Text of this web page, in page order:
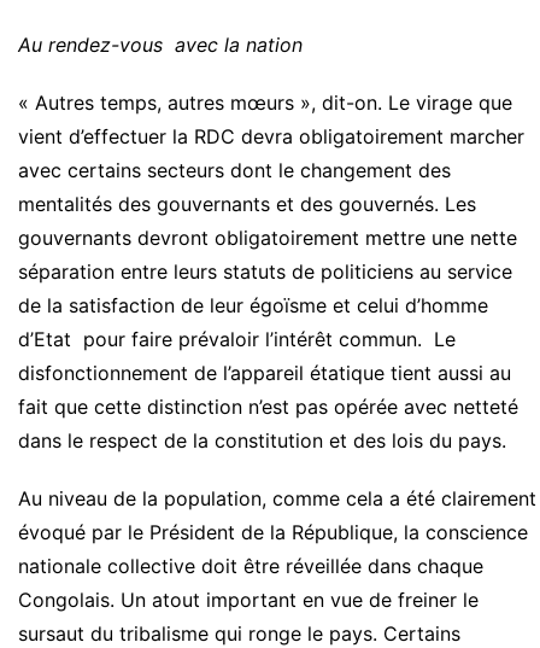
Au rendez-vous avec la nation
« Autres temps, autres mœurs », dit-on. Le virage que
vient d’effectuer la RDC devra obligatoirement marcher
avec certains secteurs dont le changement des
mentalités des gouvernants et des gouvernés. Les
gouvernants devront obligatoirement mettre une nette
séparation entre leurs statuts de politiciens au service
de la satisfaction de leur égoïsme et celui d’homme
d’Etat pour faire prévaloir l’intérêt commun. Le
disfonctionnement de l’appareil étatique tient aussi au
fait que cette distinction n’est pas opérée avec netteté
dans le respect de la constitution et des lois du pays.
Au niveau de la population, comme cela a été clairement
évoqué par le Président de la République, la conscience
nationale collective doit être réveillée dans chaque
Congolais. Un atout important en vue de freiner le
sursaut du tribalisme qui ronge le pays. Certains